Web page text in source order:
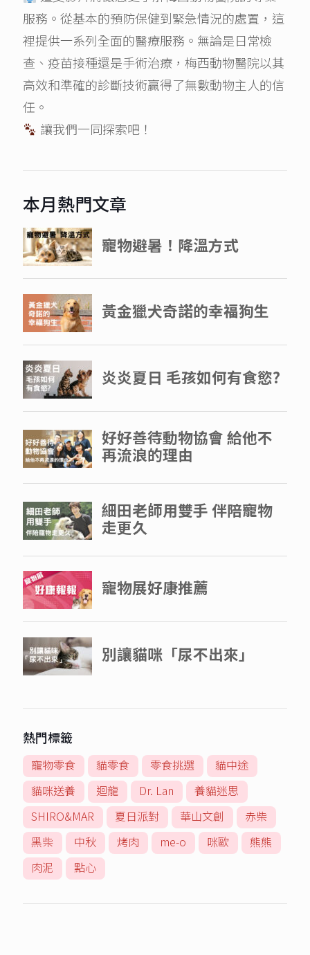
服務。從基本的預防保健到緊急情況的處置，這
裡提供一系列全面的醫療服務。無論是日常檢
查、疫苗接種還是手術治療，梅西動物醫院以其
高效和準確的診斷技術贏得了無數動物主人的信
任。
讓我們一同探索吧！
本月熱門文章
熱門標籤
寵物零食 貓零食 零食挑選
貓中途
貓咪送養
迴龍 Dr. Lan
養貓迷思
SHIRO&MAR
夏日派對 華山文創
赤柴
黑柴
中秋 烤肉 me-o 咪歐
熊熊
肉泥
點心